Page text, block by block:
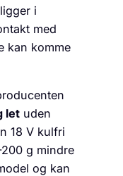
i
med
kan komme
let uden
18 V kulfri
g mindre
og kan